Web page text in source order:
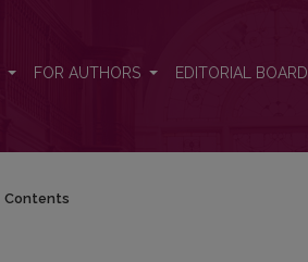
FOR AUTHORS EDITORIAL BOARD
Contents